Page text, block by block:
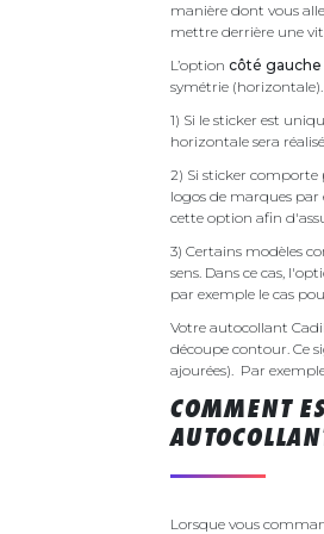
manière dont vous
mettre derrière une
L’option côté
symétrie
1) Si le sticker est
horizontale sera
2) Si sticker comporte
logos de marques
cette option afin
3) Certains modèles
sens. Dans ce cas,
par exemple le cas
Votre autocollant
découpe contour. Ce
ajourées). Par
COMMENT
Lorsque vous